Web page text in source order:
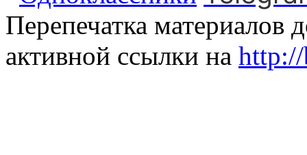
Перепечатка материалов
активной ссылки на http://